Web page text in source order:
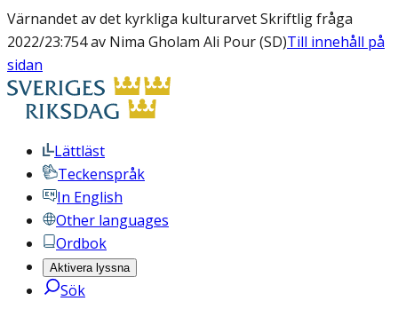
Värnandet av det kyrkliga kulturarvet Skriftlig fråga
2022/23:754 av Nima Gholam Ali Pour (SD)Till innehåll på
sidan
Lättläst
Teckenspråk
In English
Other languages
Ordbok
Aktivera lyssna
Sök